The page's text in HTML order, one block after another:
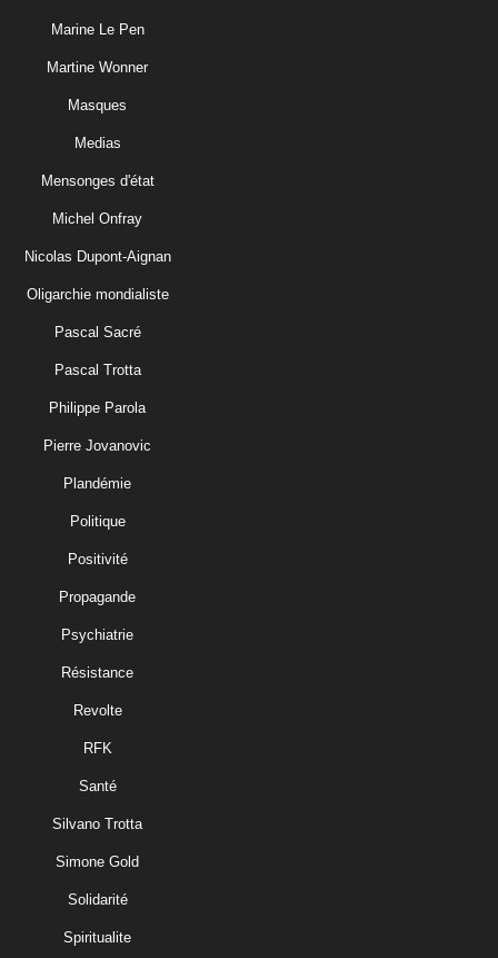
Marine Le Pen
Martine Wonner
Masques
Medias
Mensonges d'état
Michel Onfray
Nicolas Dupont-Aignan
Oligarchie mondialiste
Pascal Sacré
Pascal Trotta
Philippe Parola
Pierre Jovanovic
Plandémie
Politique
Positivité
Propagande
Psychiatrie
Résistance
Revolte
RFK
Santé
Silvano Trotta
Simone Gold
Solidarité
Spiritualite